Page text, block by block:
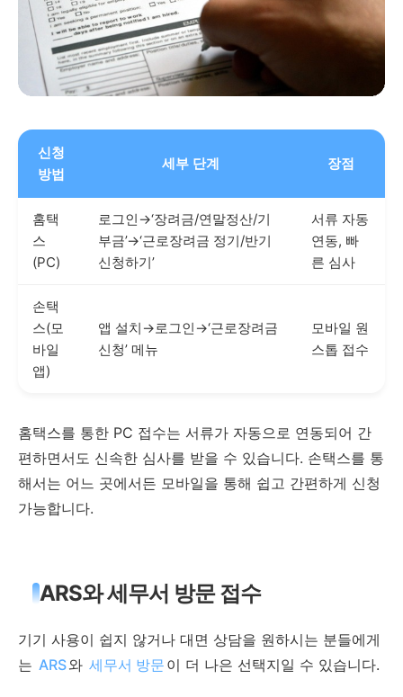
신청
방법
세부 단계 장점
홈택
스
(PC)
로그인→‘장려금/연말정산/기
부금’→‘근로장려금 정기/반기
신청하기’
서류 자동
연동, 빠
른 심사
손택
스(모
바일
앱)
앱 설치→로그인→‘근로장려금
신청’ 메뉴
모바일 원
스톱 접수
홈택스를 통한 PC 접수는 서류가 자동으로 연동되어 간
편하면서도 신속한 심사를 받을 수 있습니다. 손택스를 통
해서는 어느 곳에서든 모바일을 통해 쉽고 간편하게 신청
가능합니다.
ARS와 세무서 방문 접수
기기 사용이 쉽지 않거나 대면 상담을 원하시는 분들에게
는 ARS와 세무서 방문 이 더 나은 선택지일 수 있습니다.